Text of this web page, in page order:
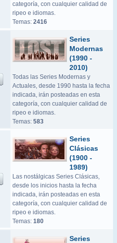
categoría, con cualquier calidad de
ripeo e idiomas.
Temas: 2416
Series
Modernas
(1990 -
2010)
Todas las Series Modernas y
Actuales, desde 1990 hasta la fecha
indicada, irán posteadas en esta
categoría, con cualquier calidad de
ripeo e idiomas.
Temas: 583
Series
Clásicas
(1900 -
1989)
Las nostálgicas Series Clásicas,
desde los inicios hasta la fecha
indicada, irán posteadas en esta
categoría, con cualquier calidad de
ripeo e idiomas.
Temas: 180
Series